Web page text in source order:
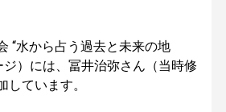
“水から占う過去と未来の地
ジ）には、冨井治弥さん（当時修
しています。